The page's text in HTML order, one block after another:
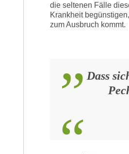
die seltenen Fälle
Krankheit
zum Ausbruch kommt.
Dass